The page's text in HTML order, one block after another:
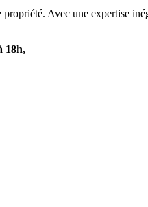
Avec une expertise
18h,